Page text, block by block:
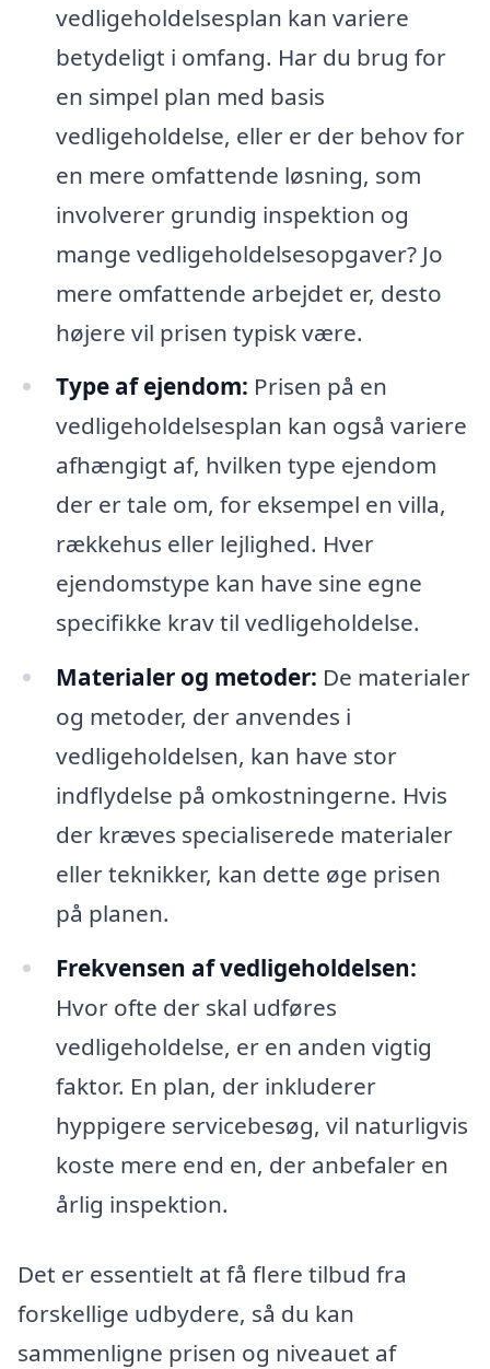
vedligeholdelsesplan kan variere
betydeligt i omfang. Har du brug for
en simpel plan med basis
vedligeholdelse, eller er der behov for
en mere omfattende løsning, som
involverer grundig inspektion og
mange vedligeholdelsesopgaver? Jo
mere omfattende arbejdet er, desto
højere vil prisen typisk være.
Type af ejendom: Prisen på en
vedligeholdelsesplan kan også variere
afhængigt af, hvilken type ejendom
der er tale om, for eksempel en villa,
rækkehus eller lejlighed. Hver
ejendomstype kan have sine egne
specifikke krav til vedligeholdelse.
Materialer og metoder: De materialer
og metoder, der anvendes i
vedligeholdelsen, kan have stor
indflydelse på omkostningerne. Hvis
der kræves specialiserede materialer
eller teknikker, kan dette øge prisen
på planen.
Frekvensen af vedligeholdelsen:
Hvor ofte der skal udføres
vedligeholdelse, er en anden vigtig
faktor. En plan, der inkluderer
hyppigere servicebesøg, vil naturligvis
koste mere end en, der anbefaler en
årlig inspektion.
Det er essentielt at få flere tilbud fra
forskellige udbydere, så du kan
sammenligne prisen og niveauet af